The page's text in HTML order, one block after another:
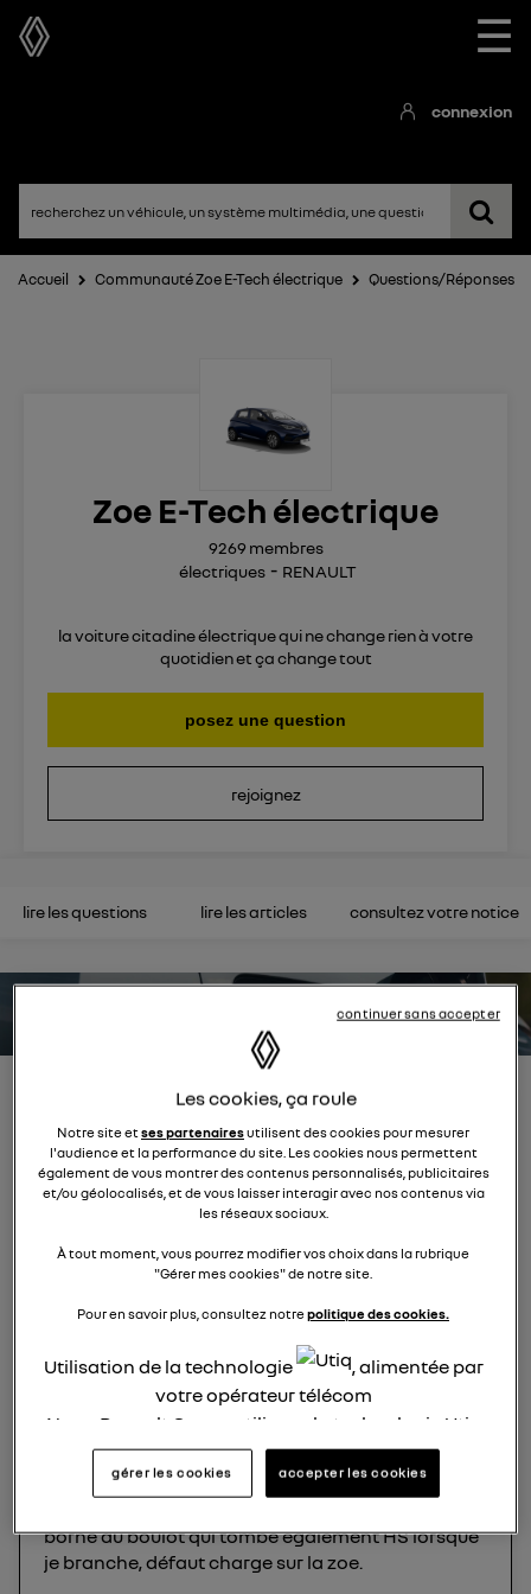
☰
connexion
Accueil Communauté Zoe E-Tech électrique Questions/Réponses
Zoe E-Tech électrique
électriques RENAULT
9269 membres
la voiture citadine électrique qui ne change rien à votre
quotidien et ça change tout
posez une question
rejoignez
lire les questions lire les articles consultez votre notice
PAC défaut charge
ohan91834971
Le18 septembre 2025à13:32
Pour info Zoé de 100 000km de 2018
n'entends pas la pac (changée il y a un an pour
une autre d'occasion car la première était déja
tombée une première fois en panne).
et quand je récupère ma voiture, la borne est HS.
borne du boulot qui tombe également HS lorsque
je branche, défaut charge sur la zoe.
Les cookies, ça roule
Notre site etses partenairesutilisent des cookies pour mesurer
l'audience et la performance du site. Les cookies nous permettent
également de vous montrer des contenus personnalisés, publicitaires
et/ou géolocalisés, et de vous laisser interagir avec nos contenus via
les réseaux sociaux.
À tout moment, vous pourrez modifier vos choix dans la rubrique
"Gérer mes cookies" de notre site.
Pour en savoir plus, consultez notrepolitique des cookies.
Utilisation de la technologie
, alimentée par
votre opérateur télécom
Nous, Renault Group, utilisons la technologie Utiq
pour nos activités digitales (telles que décrites
dans cette notice de consentement) et liées à
utilisez une connexion internet fournie parun
opérateur télécom participantet que vous
gérer les cookies accepter les cookies
continuer sans accepter